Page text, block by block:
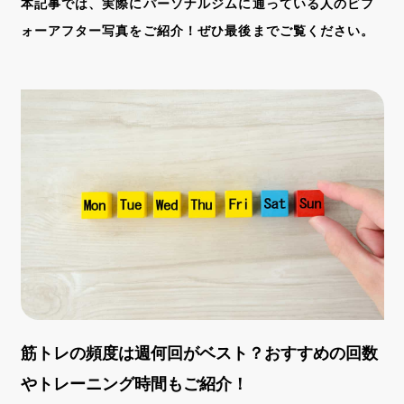
本記事では、実際にパーソナルジムに通っている人のビフ
ォーアフター写真をご紹介！ぜひ最後までご覧ください。
筋トレの頻度は週何回がベスト？おすすめの回数
やトレーニング時間もご紹介！